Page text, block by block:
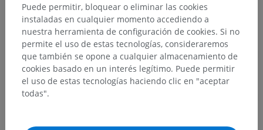
Anatomía comparada en animales
Traducciones
Puede permitir, bloquear o eliminar las cookies
instaladas en cualquier momento accediendo a
nuestra herramienta de configuración de cookies. Si no
permite el uso de estas tecnologías, consideraremos
que también se opone a cualquier almacenamiento de
cookies basado en un interés legítimo. Puede permitir
el uso de estas tecnologías haciendo clic en "aceptar
todas".